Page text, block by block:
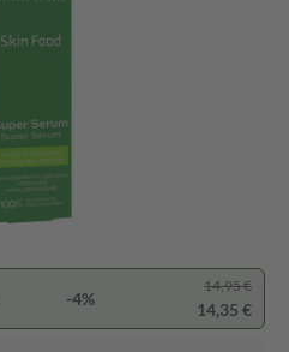
-4%
14,95 €
14,35 €